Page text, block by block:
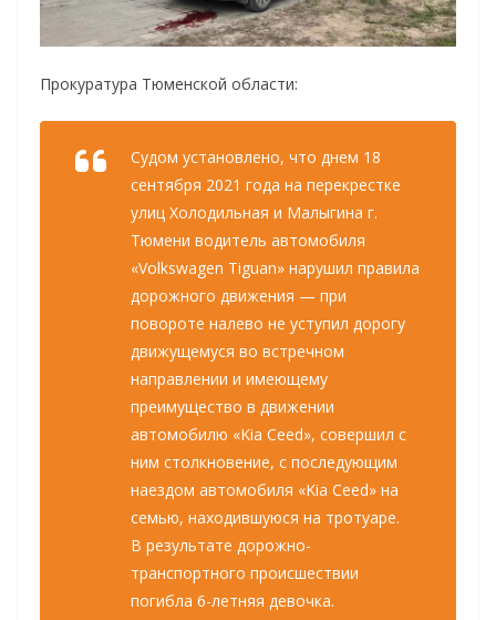
Прокуратура Тюменской области:
Судом установлено, что днем 18
сентября 2021 года на перекрестке
улиц Холодильная и Малыгина г.
Тюмени водитель автомобиля
«Volkswagen Tiguan» нарушил правила
дорожного движения — при
повороте налево не уступил дорогу
движущемуся во встречном
направлении и имеющему
преимущество в движении
автомобилю «Kia Ceed», совершил с
ним столкновение, с последующим
наездом автомобиля «Kia Ceed» на
семью, находившуюся на тротуаре.
В результате дорожно-
транспортного происшествии
погибла 6-летняя девочка.